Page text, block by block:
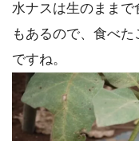
水ナスは生のまま
もあるので、食べ
ですね。